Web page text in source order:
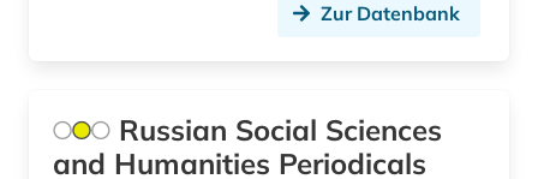
geschichte 2000- (1)
geschichte 2008 (1)
geschichte 2011 (1)
Zur Datenbank
Russian Social Sciences
and Humanities Periodicals